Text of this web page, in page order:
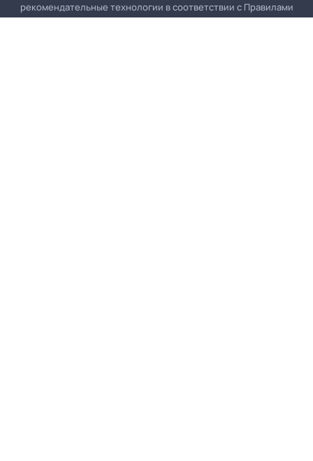
рекомендательные технологии в соответствии с Правилами